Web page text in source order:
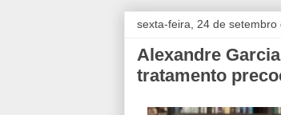
sexta-feira, 24 de setembro
Alexandre
tratamento